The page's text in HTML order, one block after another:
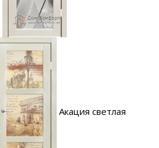
Акация светлая